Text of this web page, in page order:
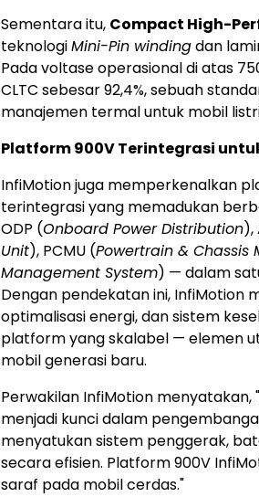
Sementara itu, Compact High-
teknologiMini-Pin windingdan
Pada voltase operasional di atas
CLTC sebesar 92,4%, sebuah
manajemen termal untuk mobil
Platform 900V Terintegrasi
InfiMotion juga memperkenalkan
terintegrasi yang memadukan
ODP (Onboard Power Distribution),
Unit), PCMU (Powertrain & Chassis
Management System) — dalam
Dengan pendekatan ini, InfiMotion
optimalisasi energi, dan sistem
platform yang skalabel — elemen
mobil generasi baru.
Perwakilan InfiMotion
menjadi kunci dalam
menyatukan sistem penggerak,
secara efisien. Platform 900V
saraf pada mobil cerdas."